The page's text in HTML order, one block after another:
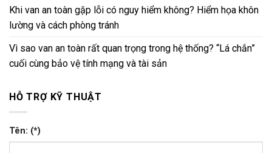
Khi van an toàn gặp lỗi có nguy hiểm không? Hiểm họa khôn
lường và cách phòng tránh
Vì sao van an toàn rất quan trọng trong hệ thống? “Lá chắn”
cuối cùng bảo vệ tính mạng và tài sản
HỖ TRỢ KỸ THUẬT
Tên: (*)